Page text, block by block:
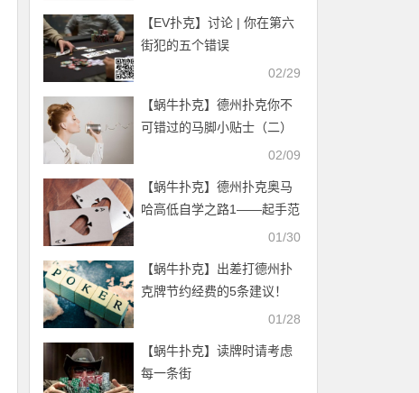
【EV扑克】讨论 | 你在第六
街犯的五个错误
02/29
【蜗牛扑克】德州扑克你不
可错过的马脚小贴士（二）
02/09
【蜗牛扑克】德州扑克奥马
哈高低自学之路1——起手范
01/30
【蜗牛扑克】出差打德州扑
克牌节约经费的5条建议！
01/28
【蜗牛扑克】读牌时请考虑
每一条街